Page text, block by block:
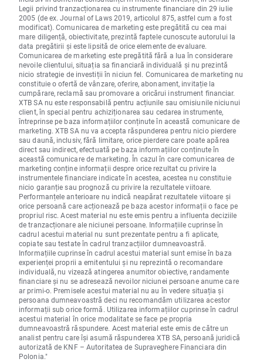
Legii privind tranzacționarea cu instrumente financiare din 29 iulie
2005 (de ex. Journal of Laws 2019, articolul 875, astfel cum a fost
modificat). Comunicarea de marketing este pregătită cu cea mai
mare diligență, obiectivitate, prezintă faptele cunoscute autorului la
data pregătirii și este lipsită de orice elemente de evaluare.
Comunicarea de marketing este pregătită fără a lua în considerare
nevoile clientului, situația sa financiară individuală și nu prezintă
nicio strategie de investiții în niciun fel. Comunicarea de marketing nu
constituie o ofertă de vânzare, oferire, abonament, invitație la
cumpărare, reclamă sau promovare a oricărui instrument financiar.
XTB SA nu este responsabilă pentru acțiunile sau omisiunile niciunui
client, în special pentru achiziționarea sau cedarea instrumente,
întreprinse pe baza informațiilor conținute în această comunicare de
marketing. XTB SA nu va accepta răspunderea pentru nicio pierdere
sau daună, inclusiv, fără limitare, orice pierdere care poate apărea
direct sau indirect, efectuată pe baza informațiilor conținute în
această comunicare de marketing. În cazul în care comunicarea de
marketing conține informații despre orice rezultat cu privire la
instrumentele financiare indicate în acestea, acestea nu constituie
nicio garanție sau prognoză cu privire la rezultatele viitoare.
Performanțele anterioare nu indică neapărat rezultatele viitoare și
orice persoană care acționează pe baza acestor informații o face pe
propriul risc. Acest material nu este emis pentru a influenta deciziile
de tranzacționare ale niciunei persoane. Informațiile cuprinse în
cadrul acestui material nu sunt prezentate pentru a fi aplicate,
copiate sau testate în cadrul tranzacțiilor dumneavoastră.
Informațiile cuprinse în cadrul acestui material sunt emise în baza
experienței proprii a emitentului și nu reprezintă o recomandare
individuală, nu vizează atingerea anumitor obiective, randamente
financiare și nu se adresează nevoilor niciunei persoane anume care
ar primi-o. Premisele acestui material nu au în vedere situația și
persoana dumneavoastră deci nu recomandăm utilizarea acestor
informații sub orice formă. Utilizarea informațiilor cuprinse în cadrul
acestui material în orice modalitate se face pe propria
dumneavoastră răspundere. Acest material este emis de către un
analist pentru care își asumă răspunderea XTB SA, persoană juridică
autorizată de KNF – Autoritatea de Supraveghere Financiara din
Polonia."